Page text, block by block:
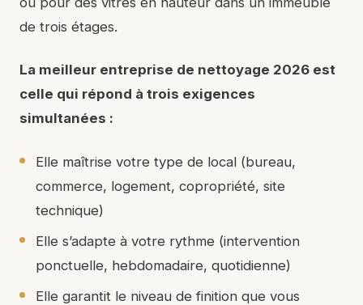
de trois étages.
La meilleur entreprise de nettoyage 2026 est
celle qui répond à trois exigences
simultanées :
Elle maîtrise votre type de local (bureau,
commerce, logement, copropriété, site
technique)
Elle s’adapte à votre rythme (intervention
ponctuelle, hebdomadaire, quotidienne)
Elle garantit le niveau de finition que vous